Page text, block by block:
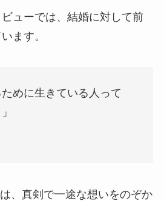
ビューでは、結婚に対して前
ます。
ために生きている人って
、真剣で一途な想いをのぞか